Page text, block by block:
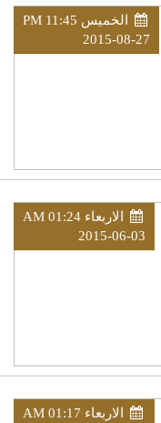
الخميس PM 11:45
2015-08-27
الاربعاء AM 01:24
2015-06-03
الاربعاء AM 01:17